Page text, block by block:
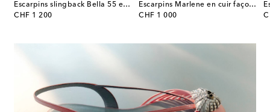
Escarpins slingback Bella 55 en cuir
CHF 1 200
original price
Escarpins Marlene en cuir façon serpent
CHF 1 000
original price